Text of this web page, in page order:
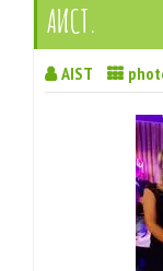
АИСТ.
AIST